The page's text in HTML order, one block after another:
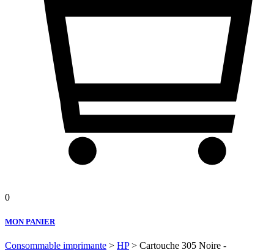
0
MON PANIER
Consommable imprimante > HP> Cartouche 305 Noire -